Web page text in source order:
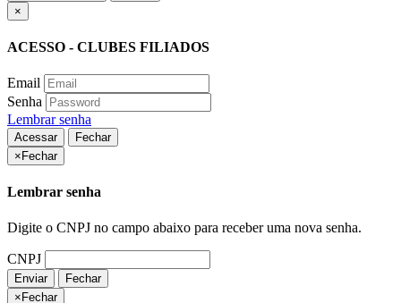
×
ACESSO - CLUBES FILIADOS
Email
Senha
Lembrar senha
Acessar
Fechar
× Fechar
Lembrar senha
Digite o CNPJ no campo abaixo para receber uma nova senha.
CNPJ
Enviar
Fechar
×Fechar